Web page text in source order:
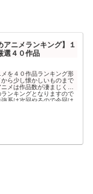
アニメランキング】１
選４０作品
を４０作品ランキング形
ら少し懐かしいものまで
メは作品数が凄まじくあ
ンキングとなりますので
系は次回やるので今回は